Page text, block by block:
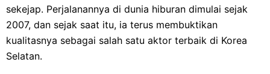
sekejap. Perjalanannya di dunia hiburan dimulai sejak
2007, dan sejak saat itu, ia terus membuktikan
kualitasnya sebagai salah satu aktor terbaik di Korea
Selatan.